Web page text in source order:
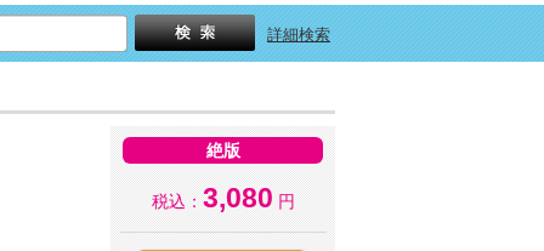
詳細検索
絶版
税込： 3,080 円